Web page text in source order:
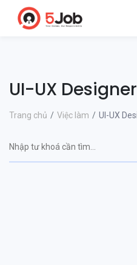
UI-UX
Trang chủ Việc làm UI-UX